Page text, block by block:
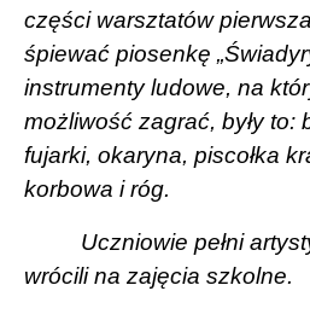
części warsztatów
śpiewać piosenkę
instrumenty ludowe, na
możliwość zagrać, były to:
fujarki, okaryna, piscołka
korbowa i róg.
Uczniowie pełni
wrócili na zajęcia szkolne.